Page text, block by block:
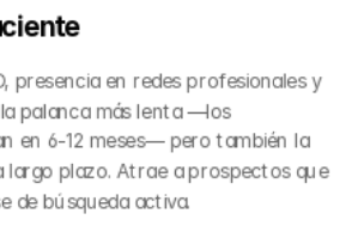
presencia en redes profesionales y
palanca más lenta —los
en 6-12 meses— pero también la
largo plazo. Atrae a prospectos que
de búsqueda activa.